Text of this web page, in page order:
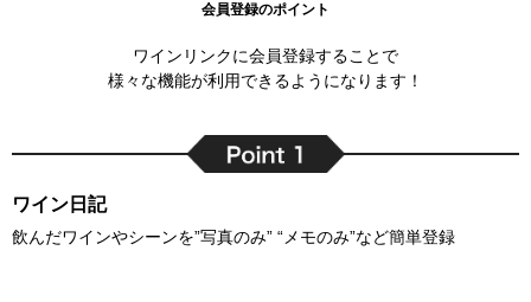
会員登録のポイント
ワインリンクに会員登録することで
様々な機能が利用できるようになります！
ワイン日記
飲んだワインやシーンを”写真のみ” “メモのみ”など簡単登録